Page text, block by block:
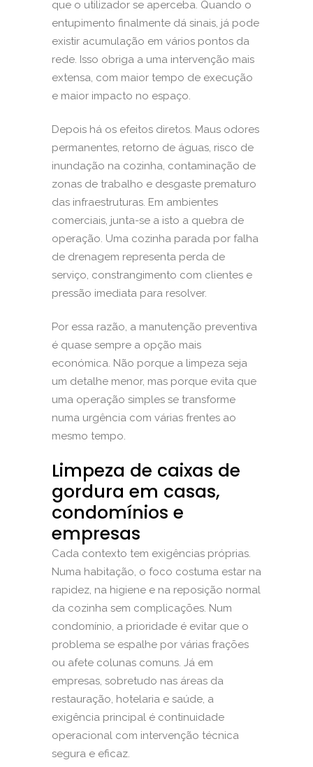
que o utilizador se aperceba. Quando o
entupimento finalmente dá sinais, já pode
existir acumulação em vários pontos da
rede. Isso obriga a uma intervenção mais
extensa, com maior tempo de execução
e maior impacto no espaço.
Depois há os efeitos diretos. Maus odores
permanentes, retorno de águas, risco de
inundação na cozinha, contaminação de
zonas de trabalho e desgaste prematuro
das infraestruturas. Em ambientes
comerciais, junta-se a isto a quebra de
operação. Uma cozinha parada por falha
de drenagem representa perda de
serviço, constrangimento com clientes e
pressão imediata para resolver.
Por essa razão, a manutenção preventiva
é quase sempre a opção mais
económica. Não porque a limpeza seja
um detalhe menor, mas porque evita que
uma operação simples se transforme
numa urgência com várias frentes ao
mesmo tempo.
Limpeza de caixas de
gordura em casas,
condomínios e
empresas
Cada contexto tem exigências próprias.
Numa habitação, o foco costuma estar na
rapidez, na higiene e na reposição normal
da cozinha sem complicações. Num
condomínio, a prioridade é evitar que o
problema se espalhe por várias frações
ou afete colunas comuns. Já em
empresas, sobretudo nas áreas da
restauração, hotelaria e saúde, a
exigência principal é continuidade
operacional com intervenção técnica
segura e eficaz.